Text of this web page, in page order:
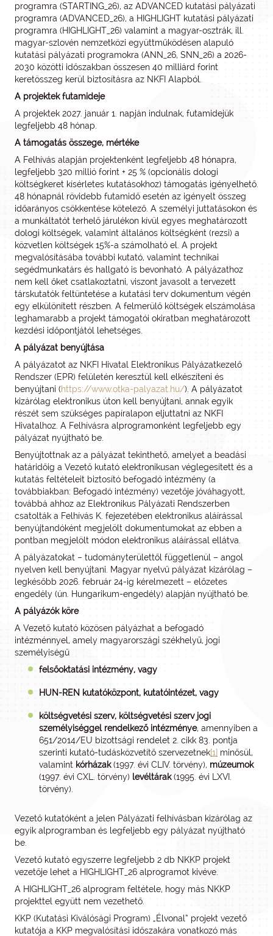
programra (STARTING_26), az ADVANCED kutatási pályázati
programra (ADVANCED_26), a HIGHLIGHT kutatási pályázati
programra (HIGHLIGHT_26) valamint a magyar-osztrák, ill.
magyar-szlovén nemzetközi együttműködésen alapuló
kutatási pályázati programokra (ANN_26, SNN_26) a 2026-
2030 közötti időszakban összesen 40 milliárd forint
keretösszeg kerül biztosításra az NKFI Alapból.
A projektek futamideje
A projektek 2027. január 1. napján indulnak, futamidejük
legfeljebb 48 hónap.
A támogatás összege, mértéke
A Felhívás alapján projektenként legfeljebb 48 hónapra,
legfeljebb 320 millió forint + 25 % (opcionális dologi
költségkeret kísérletes kutatásokhoz) támogatás igényelhető.
48 hónapnál rövidebb futamidő esetén az igényelt összeg
időarányos csökkentése kötelező. A személyi juttatásokon és
a munkáltatót terhelő járulékon kívül egyes meghatározott
dologi költségek, valamint általános költségként (rezsi) a
közvetlen költségek 15%-a számolható el. A projekt
megvalósításába további kutató, valamint technikai
segédmunkatárs és hallgató is bevonható. A pályázathoz
nem kell őket csatlakoztatni, viszont javasolt a tervezett
társkutatók feltüntetése a kutatási terv dokumentum végén
egy elkülönített részben. A felmerülő költségek elszámolása
leghamarabb a projekt támogatói okiratban meghatározott
kezdési időpontjától lehetséges.
A pályázat benyújtása
A pályázatot az NKFI Hivatal Elektronikus Pályázatkezelő
Rendszer (EPR) felületén keresztül kell elkészíteni és
benyújtani (https://www.otka-palyazat.hu/). A pályázatot
kizárólag elektronikus úton kell benyújtani, annak egyik
részét sem szükséges papíralapon eljuttatni az NKFI
Hivatalhoz. A Felhívásra alprogramonként legfeljebb egy
pályázat nyújtható be.
Benyújtottnak az a pályázat tekinthető, amelyet a beadási
határidőig a Vezető kutató elektronikusan véglegesített és a
kutatás feltételeit biztosító befogadó intézmény (a
továbbiakban: Befogadó intézmény) vezetője jóváhagyott,
továbbá ahhoz az Elektronikus Pályázati Rendszerben
csatolták a Felhívás K. fejezetében elektronikus aláírással
benyújtandóként megjelölt dokumentumokat az ebben a
pontban megjelölt módon elektronikus aláírással ellátva.
A pályázatokat – tudományterülettől függetlenül – angol
nyelven kell benyújtani. Magyar nyelvű pályázat kizárólag –
legkésőbb 2026. február 24-ig kérelmezett – előzetes
engedély (ún. Hungarikum-engedély) alapján nyújtható be.
A pályázók köre
A Vezető kutató közösen pályázhat a befogadó
intézménnyel, amely magyarországi székhelyű, jogi
személyiségű
felsőoktatási intézmény, vagy
HUN-REN kutatóközpont, kutatóintézet, vagy
költségvetési szerv, költségvetési szerv jogi
személyiséggel rendelkező intézménye, amennyiben a
651/2014/EU bizottsági rendelet 2. cikk 83. pontja
szerinti kutató-tudásközvetítő szervezetnek[1] minősül,
valamint kórházak(1997. évi CLIV. törvény), múzeumok
(1997. évi CXL. törvény) levéltárak(1995. évi LXVI.
törvény).
Vezető kutatóként a jelen Pályázati felhívásban kizárólag az
egyik alprogramban és legfeljebb egy pályázat nyújtható
be.
Vezető kutató egyszerre legfeljebb 2 db NKKP projekt
vezetője lehet a HIGHLIGHT_26 alprogramot kivéve.
A HIGHLIGHT_26 alprogram feltétele, hogy más NKKP
projekttel együtt nem vezethető.
KKP (Kutatási Kiválósági Program) „Élvonal” projekt vezető
kutatója a KKP megvalósítási időszakára vonatkozó más